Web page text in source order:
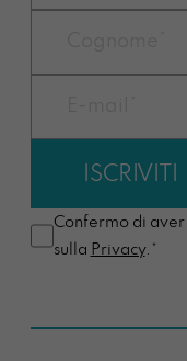
Confermo di
sulla Privacy.*